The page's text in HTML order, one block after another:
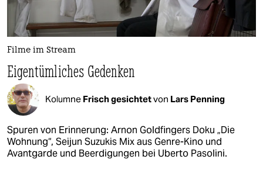
Filme im Stream
Eigentümliches Gedenken
Kolumne Frisch gesichtetvon Lars Penning
Spuren von Erinnerung: Arnon Goldfingers Doku „Die
Wohnung“, Seijun Suzukis Mix aus Genre-Kino und
Avantgarde und Beerdigungen bei Uberto Pasolini.